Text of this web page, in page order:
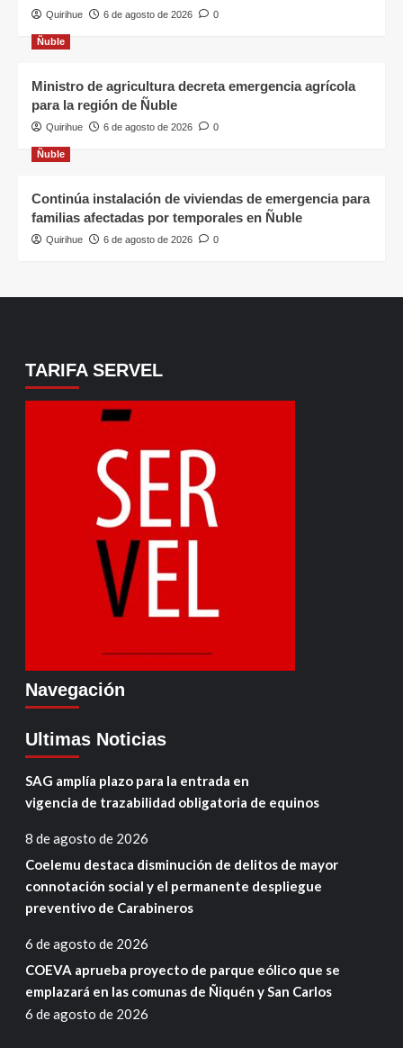
Quirihue 6 de agosto de 2026 0
Ñuble
Ministro de agricultura decreta emergencia agrícola
para la región de Ñuble
Quirihue 6 de agosto de 2026 0
Ñuble
Continúa instalación de viviendas de emergencia para
familias afectadas por temporales en Ñuble
Quirihue 6 de agosto de 2026 0
TARIFA SERVEL
Navegación
Ultimas Noticias
SAG amplía plazo para la entrada en
vigencia de trazabilidad obligatoria de equinos
8 de agosto de 2026
Coelemu destaca disminución de delitos de mayor
connotación social y el permanente despliegue
preventivo de Carabineros
6 de agosto de 2026
COEVA aprueba proyecto de parque eólico que se
emplazará en las comunas de Ñiquén y San Carlos
6 de agosto de 2026